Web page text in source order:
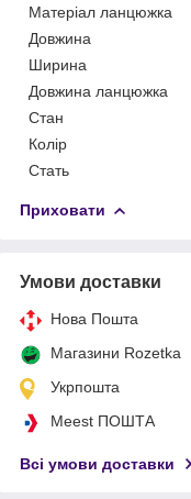
Матеріал ланцюжка
Довжина
Ширина
Довжина ланцюжка
Стан
Колір
Стать
Приховати
Умови доставки
Нова Пошта
Магазини Rozetka
Укрпошта
Meest ПОШТА
Всі умови доставки